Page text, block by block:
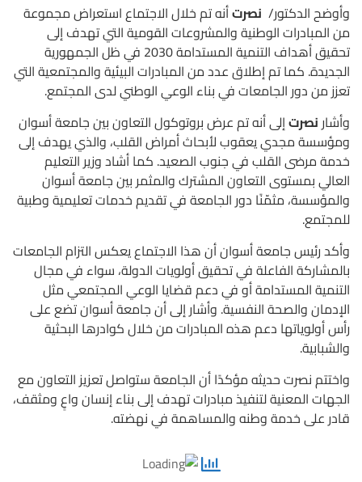
وأوضح الدكتور/ نصرتأنه تم خلال الاجتماع استعراض مجموعة
من المبادرات الوطنية والمشروعات القومية التي تهدف إلى
تحقيق أهداف التنمية المستدامة 2030 في ظل الجمهورية
الجديدة. كما تم إطلاق عدد من المبادرات البيئية والمجتمعية التي
تعزز من دور الجامعات في بناء الوعي الوطني لدى المجتمع.
وأشارنصرتإلى أنه تم عرض بروتوكول التعاون بين جامعة أسوان
ومؤسسة مجدي يعقوب لأبحاث أمراض القلب، والذي يهدف إلى
خدمة مرضى القلب في جنوب الصعيد. كما أشاد وزير التعليم
العالي بمستوى التعاون المشترك والمثمر بين جامعة أسوان
والمؤسسة، مثمّنًا دور الجامعة في تقديم خدمات تعليمية وطبية
للمجتمع.
وأكد رئيس جامعة أسوان أن هذا الاجتماع يعكس التزام الجامعات
بالمشاركة الفاعلة في تحقيق أولويات الدولة، سواء في مجال
التنمية المستدامة أو في دعم قضايا الوعي المجتمعي مثل
الإدمان والصحة النفسية. وأشار إلى أن جامعة أسوان تضع على
رأس أولوياتها دعم هذه المبادرات من خلال كوادرها البحثية
والشبابية.
واختتم نصرت حديثه مؤكدًا أن الجامعة ستواصل تعزيز التعاون مع
الجهات المعنية لتنفيذ مبادرات تهدف إلى بناء إنسان واعٍ ومثقف،
قادر على خدمة وطنه والمساهمة في نهضته.